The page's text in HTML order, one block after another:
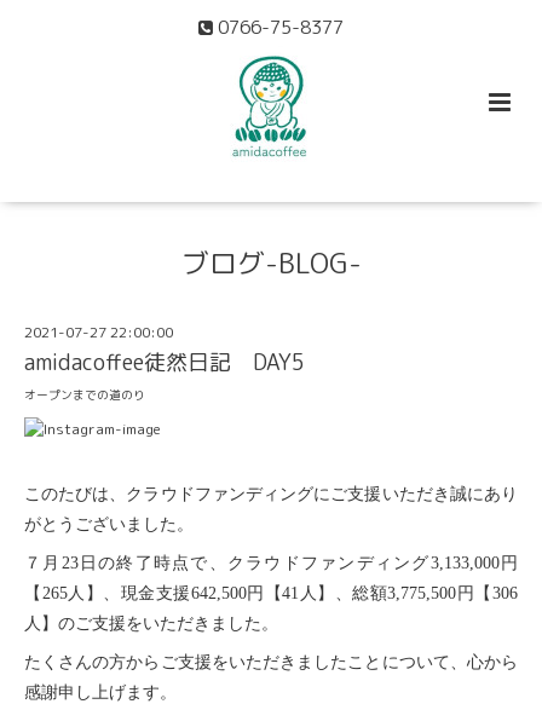
0766-75-8377
ブログ-BLOG-
2021-07-27 22:00:00
amidacoffee徒然日記 DAY5
オープンまでの道のり
このたびは、クラウドファンディングにご支援いただき誠にあり
がとうございました。
７月23日の終了時点で、クラウドファンディング3,133,000円
【265人】、現金支援642,500円【41人】、総額3,775,500円【306
人】のご支援をいただきました。
たくさんの方からご支援をいただきましたことについて、心から
感謝申し上げます。